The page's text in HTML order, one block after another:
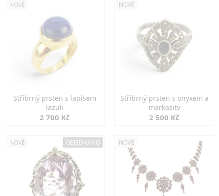
NOVÉ
Stříbrný prsten s lapisem
lazuli
2 700 Kč
NOVÉ
Stříbrný prsten s onyxem a
markazity
2 500 Kč
NOVÉ OBJEDNÁNO NOVÉ